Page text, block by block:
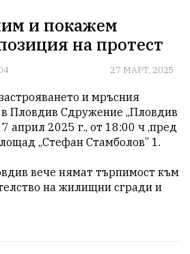
и покажем
на протест
27 МАРТ, 2025
и мръсния
Пловдив Сдружение „Пловдив
април 2025 г., от 18:00 ч ,пред
„Стефан Стамболов” 1.
вече нямат търпимост към
на жилищни сгради и